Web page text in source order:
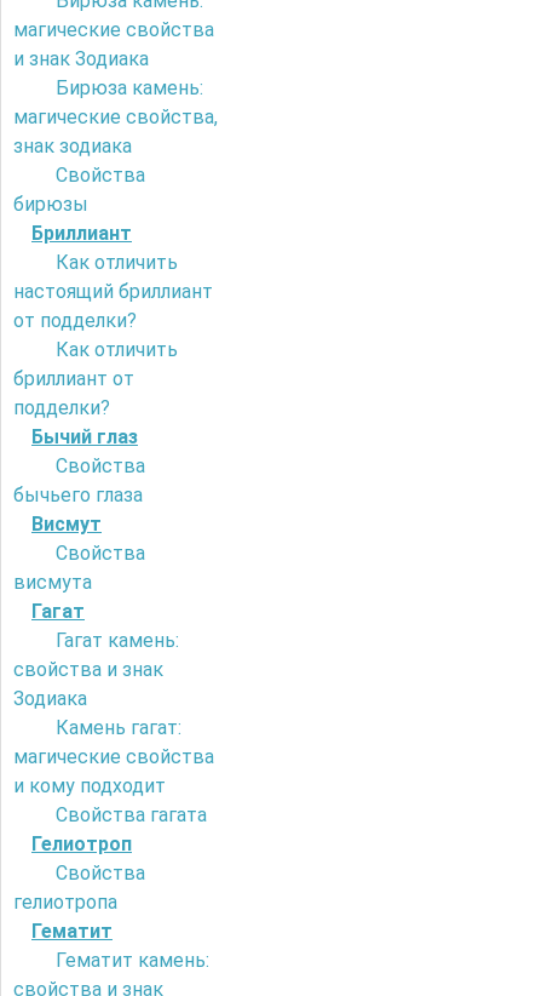
магические свойства
и знак Зодиака
Бирюза камень:
магические свойства,
знак зодиака
Свойства
бирюзы
Бриллиант
Как отличить
настоящий бриллиант
от подделки?
Как отличить
бриллиант от
подделки?
Бычий глаз
Свойства
бычьего глаза
Висмут
Свойства
висмута
Гагат
Гагат камень:
свойства и знак
Зодиака
Камень гагат:
магические свойства
и кому подходит
Свойства гагата
Гелиотроп
Свойства
гелиотропа
Гематит
Гематит камень:
свойства и знак